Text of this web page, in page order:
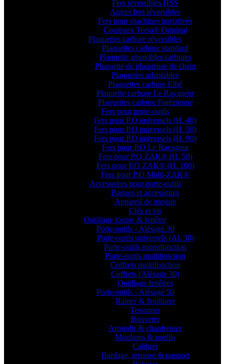
Fers réversibles HSS
Autres fers réversibles
Fers pour machines portatives
Couteaux Tersa® Original
Plaquettes carbure réversibles
Plaquettes carbure standard
Plaquette amovibles carbures
Plaquette de plaqueuse de chant
Plaquettes adaptables
Plaquettes carbure Elbé
Plaquette carbure Le Ravageur
Plaquettes carbure Forézienne
Fers pour porte-outils
Fers pour P.O universels (H. 40)
Fers pour P.O universels (H. 50)
Fers pour P.O universels (H. 90)
Fers pour P.O Le Ravageur
Fers pour P.O ZAK® (H. 50)
Fers pour P.O ZAK® (H. 100)
Fers pour P.O Multi-ZAK®
Accessoires pour porte-outils
Bagues et accessoires
Appareil de mesure
Clés et vis
Outillage toupie & fenêtre
Porte-outils - Alésage 30
Porte-outils universels (Al. 30)
Porte-outils monofonction
Porte-outils multifonction
Coffrets multifonction
Coffrets (Alésage 30)
Outillage fenêtres
Porte-outils - Alésage 50
Rainer & feuillurer
Tenonner
Bouveter
Arrondir & chanfreiner
Moulures & profils
Calibrer
Bardage, terrasse & parquet